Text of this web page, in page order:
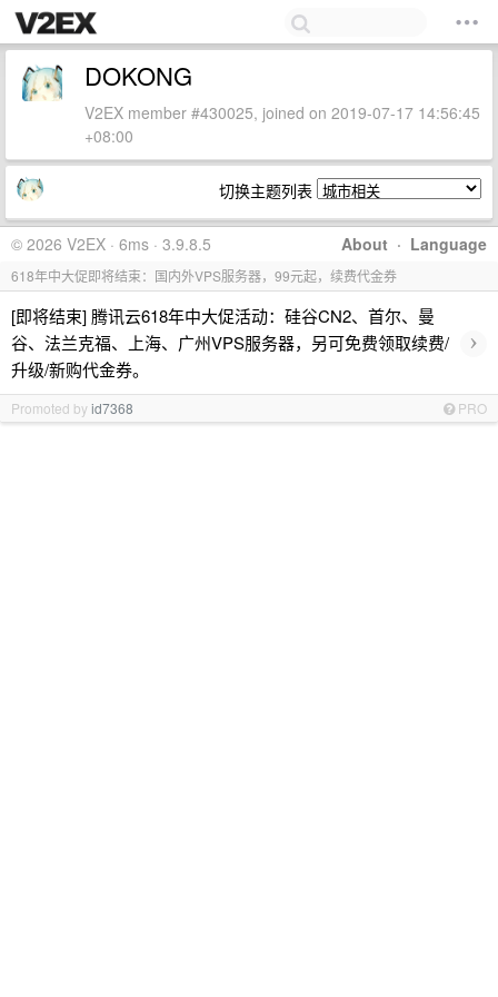
DOKONG
V2EX member #430025, joined on 2019-07-17 14:56:45
+08:00
切换主题列表
About · Language
© 2026 V2EX · 6ms · 3.9.8.5
618年中大促即将结束：国内外VPS服务器，99元起，续费代金券
[即将结束] 腾讯云618年中大促活动：硅谷CN2、首尔、曼
谷、法兰克福、上海、广州VPS服务器，另可免费领取续费/
升级/新购代金券。
›
Promoted byid7368 PRO